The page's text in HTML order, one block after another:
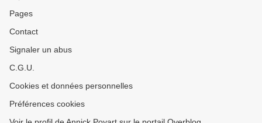
Pages
Contact
Signaler un abus
C.G.U.
Cookies et données personnelles
Préférences cookies